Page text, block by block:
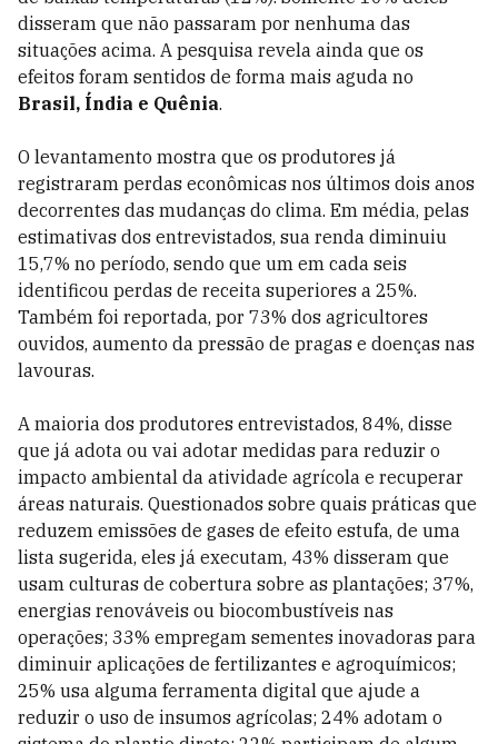
disseram que não passaram por nenhuma das
situações acima. A pesquisa revela ainda que os
efeitos foram sentidos de forma mais aguda no
Brasil, Índia e Quênia.
O levantamento mostra que os produtores já
registraram perdas econômicas nos últimos dois anos
decorrentes das mudanças do clima. Em média, pelas
estimativas dos entrevistados, sua renda diminuiu
15,7% no período, sendo que um em cada seis
identificou perdas de receita superiores a 25%.
Também foi reportada, por 73% dos agricultores
ouvidos, aumento da pressão de pragas e doenças nas
lavouras.
A maioria dos produtores entrevistados, 84%, disse
que já adota ou vai adotar medidas para reduzir o
impacto ambiental da atividade agrícola e recuperar
áreas naturais. Questionados sobre quais práticas que
reduzem emissões de gases de efeito estufa, de uma
lista sugerida, eles já executam, 43% disseram que
usam culturas de cobertura sobre as plantações; 37%,
energias renováveis ou biocombustíveis nas
operações; 33% empregam sementes inovadoras para
diminuir aplicações de fertilizantes e agroquímicos;
25% usa alguma ferramenta digital que ajude a
reduzir o uso de insumos agrícolas; 24% adotam o